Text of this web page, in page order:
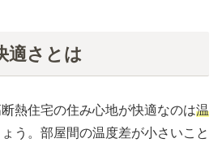
適さとは
熱住宅の住み心地が快適なのは温
う。部屋間の温度差が小さいこと